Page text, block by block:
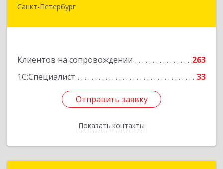
Санкт-Петербург
Клиентов на сопровождении
263
1С:Специалист
33
Отправить заявку
Показать контакты
190020, Санкт-Петербург г, Рижский пр, дом №
Отправить заявку
Назад